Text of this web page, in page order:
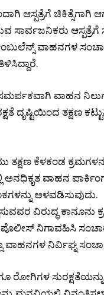
ಆಸ್ಪತ್ರೆಗೆ ಚಿಕಿತ್ಸೆಗಾಗಿ
ಸಾರ್ವಜನಿಕರು
ವಾಹನಗಳ
ವಾಹನ
ದೃಷ್ಟಿಯಿಂದ ತಕ್ಷಣ
ಕೆಳಕಂಡ
ಅನಧಿಕೃತ ವಾಹನ
ಅಳವಡಿಸುವುದು.
ವಿರುದ್ಧ ಕಾನೂನು
ಪೊಲೀಸ್ ನಿಗಾವಹಿಸಿ
ವಾಹನಗಳ ನಿರ್ವಿಘ್ನ
ರೋಗಿಗಳ